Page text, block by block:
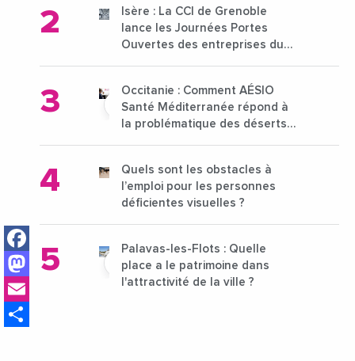
Facebook
Mastodon
Isère : La CCI de Grenoble
lance les Journées Portes
Ouvertes des entreprises du
Occitanie : Comment AÉSIO
Santé Méditerranée répond à
la problématique des déserts
Quels sont les obstacles à
l’emploi pour les personnes
déficientes visuelles ?
Palavas-les-Flots : Quelle
place a le patrimoine dans
l'attractivité de la ville ?